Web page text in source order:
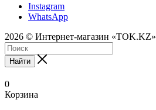
Instagram
WhatsApp
2026 © Интернет-магазин «TOK.KZ»
Найти
0
Корзина